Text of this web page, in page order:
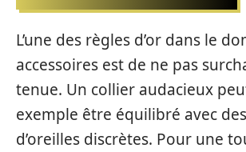
L’une des règles d’or dans le
accessoires est de ne pas
tenue. Un collier audacieux
exemple être équilibré avec
d’oreilles discrètes. Pour une